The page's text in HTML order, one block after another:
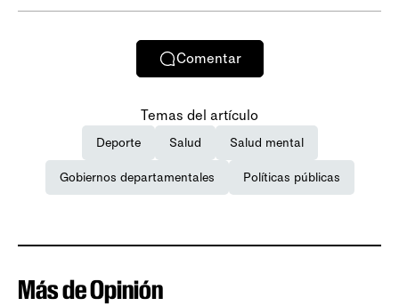
Comentar
Temas del artículo
Deporte Salud Salud mental
Gobiernos departamentales Políticas públicas
Más de Opinión